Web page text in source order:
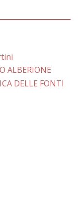
ALBERIONE
DELLE FONTI